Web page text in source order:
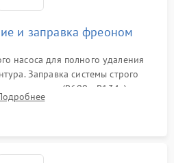
и заправка фреоном
насоса для полного удаления
Заправка системы строго
хладагента (R600a, R134a) по
рабочего давления в системе.